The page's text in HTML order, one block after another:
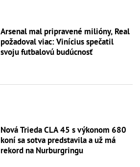
Arsenal mal pripravené milióny, Real
požadoval viac: Vinícius spečatil
svoju futbalovú budúcnosť
Nová Trieda CLA 45 s výkonom 680
koní sa sotva predstavila a už má
rekord na Nurburgringu